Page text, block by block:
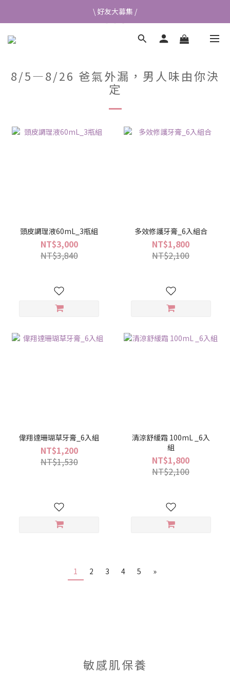
\ 好友大募集 /
\ 好友大募集 /
首次加入會員送$50元購物金💰
\ 好友大募集 /
8/5—8/26 爸氣外漏，男人味由你決
定
頭皮調理液60mL_3瓶組
NT$3,000
NT$3,840
多效修護牙膏_6入組合
NT$1,800
NT$2,100
偉翔達珊瑚草牙膏_6入組
NT$1,200
NT$1,530
清涼舒緩霜 100mL _6入
組
NT$1,800
NT$2,100
1 2 3 4 5 »
敏感肌保養